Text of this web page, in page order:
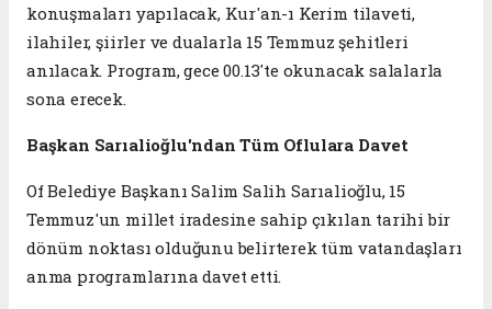
konuşmaları yapılacak, Kur'an-ı Kerim tilaveti,
ilahiler, şiirler ve dualarla 15 Temmuz şehitleri
anılacak. Program, gece 00.13'te okunacak salalarla
sona erecek.
Başkan Sarıalioğlu'ndan Tüm Oflulara Davet
Of Belediye Başkanı Salim Salih Sarıalioğlu, 15
Temmuz'un millet iradesine sahip çıkılan tarihi bir
dönüm noktası olduğunu belirterek tüm vatandaşları
anma programlarına davet etti.